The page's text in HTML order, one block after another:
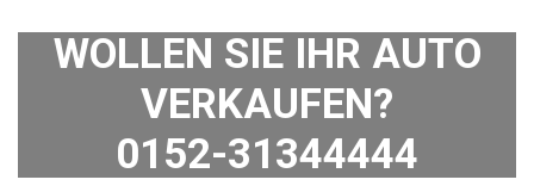
WOLLEN SIE IHR AUTO
VERKAUFEN?
0152-31344444